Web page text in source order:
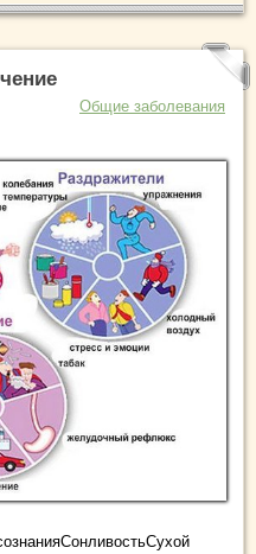
Общие заболевания